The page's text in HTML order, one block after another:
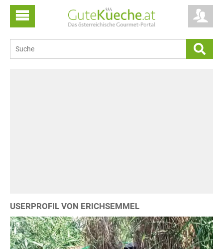
USERPROFIL VON ERICHSEMMEL